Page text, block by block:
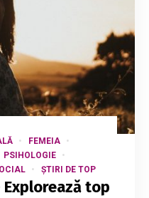
FEMEIA
PSIHOLOGIE
ȘTIRI DE TOP
top